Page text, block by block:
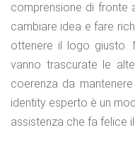
comprensione di fronte
cambiare idea e fare
ottenere il logo giusto.
vanno trascurate le
coerenza da
identity esperto è un
assistenza che fa felice